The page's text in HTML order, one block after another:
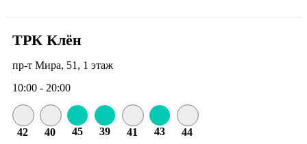
ТРК Клён
пр-т Мира, 51, 1 этаж
10:00 - 20:00
42 40 45 39 41 43 44